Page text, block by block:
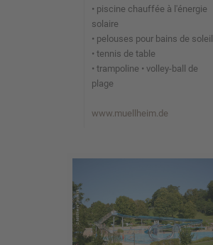
• piscine chauffée à l'énergie
solaire
• pelouses pour bains de soleil
• tennis de table
• trampoline • volley-ball de
plage
www.muellheim.de